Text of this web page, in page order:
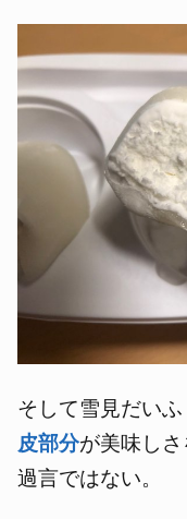
そして雪見だい
皮部分が美味し
過言ではない。